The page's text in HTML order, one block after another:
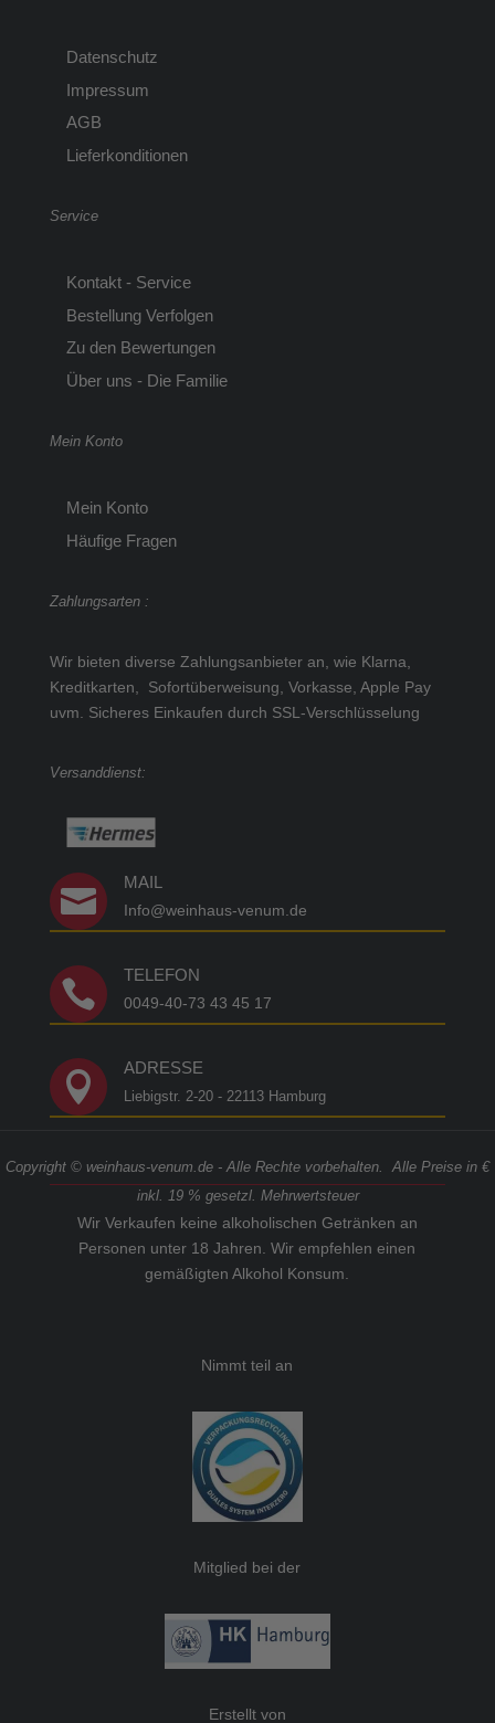
Datenschutz
Impressum
AGB
Lieferkonditionen
Service
Kontakt - Service
Bestellung Verfolgen
Zu den Bewertungen
Über uns - Die Familie
Mein Konto
Mein Konto
Häufige Fragen
Zahlungsarten :
Wir bieten diverse Zahlungsanbieter an, wie Klarna,
Kreditkarten, Sofortüberweisung, Vorkasse, Apple Pay
uvm. Sicheres Einkaufen durch SSL-Verschlüsselung
Versanddienst:

MAIL
Info@weinhaus-venum.de

TELEFON
0049-40-73 43 45 17

ADRESSE
Liebigstr. 2-20 - 22113 Hamburg
Copyright © weinhaus-venum.de - Alle Rechte vorbehalten. Alle Preise in €
inkl. 19 % gesetzl. Mehrwertsteuer
Wir Verkaufen keine alkoholischen Getränken an
Personen unter 18 Jahren. Wir empfehlen einen
gemäßigten Alkohol Konsum.
Nimmt teil an
Mitglied bei der
Erstellt von